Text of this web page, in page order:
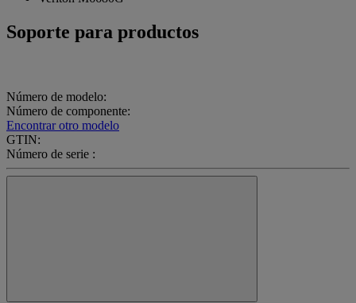
Soporte para productos
Número de modelo:
Número de componente:
Encontrar otro modelo
GTIN:
Número de serie :